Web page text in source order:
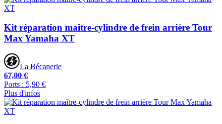
Kit réparation maître-cylindre de frein arrière Tour
Max Yamaha XT
La Bécanerie
67,00 €
Ports : 5,90 €
Plus d'infos